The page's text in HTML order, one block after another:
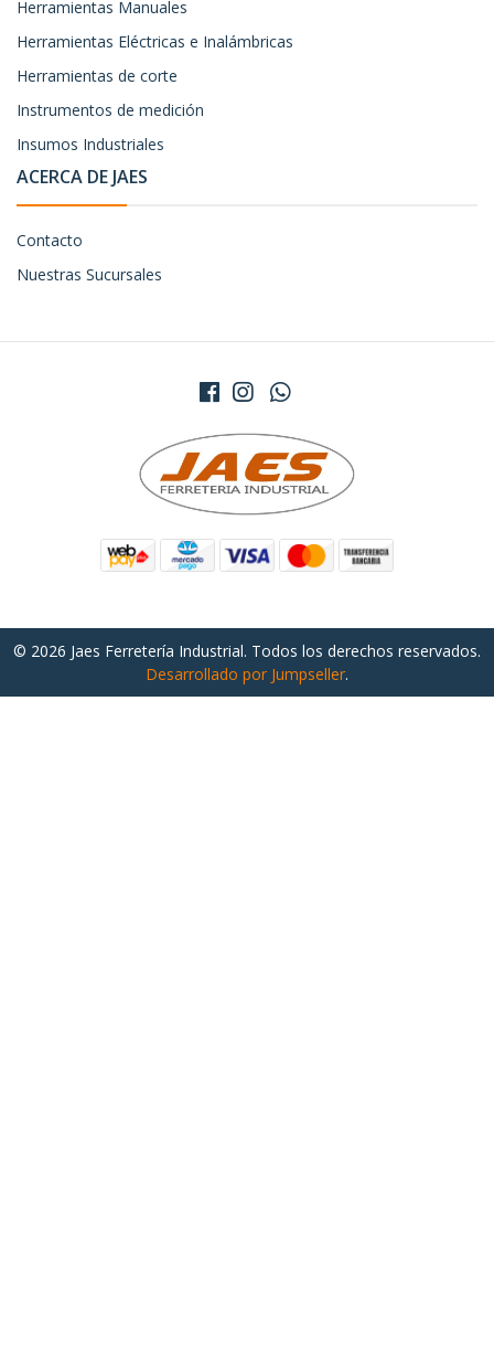
Herramientas Manuales
Herramientas Eléctricas e Inalámbricas
Herramientas de corte
Instrumentos de medición
Insumos Industriales
ACERCA DE JAES
Contacto
Nuestras Sucursales
© 2026 Jaes Ferretería Industrial. Todos los derechos reservados.
Desarrollado por Jumpseller.